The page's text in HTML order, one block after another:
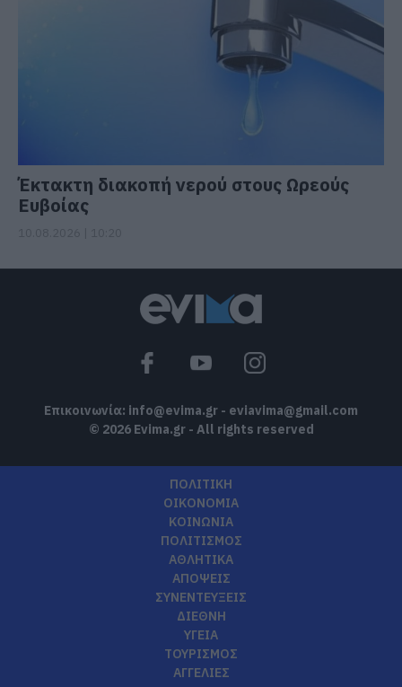
Έκτακτη διακοπή νερού στους Ωρεούς
Ευβοίας
Επικοινωνία: info@evima.gr - eviavima@gmail.com
© 2026 Evima.gr - All rights reserved
ΠΟΛΙΤΙΚΗ
ΟΙΚΟΝΟΜΙΑ
ΚΟΙΝΩΝΙΑ
ΠΟΛΙΤΙΣΜΟΣ
ΑΘΛΗΤΙΚΑ
ΑΠΟΨΕΙΣ
ΣΥΝΕΝΤΕΥΞΕΙΣ
ΔΙΕΘΝΗ
ΥΓΕΙΑ
ΤΟΥΡΙΣΜΟΣ
ΑΓΓΕΛΙΕΣ